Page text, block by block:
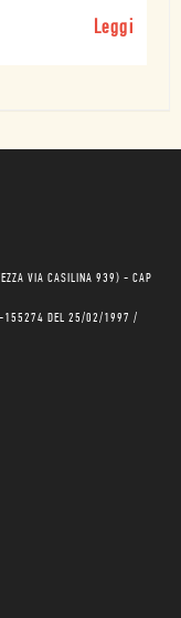
Leggi
VIA CASILINA 939) - CAP
155274 DEL 25/02/1997 /